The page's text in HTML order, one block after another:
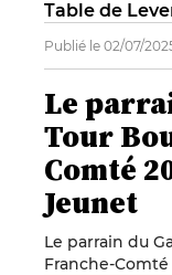
Table de
Publié le 02/07/
Le
Tour
Comté
Jeunet
Le parrain du
Franche-Comté